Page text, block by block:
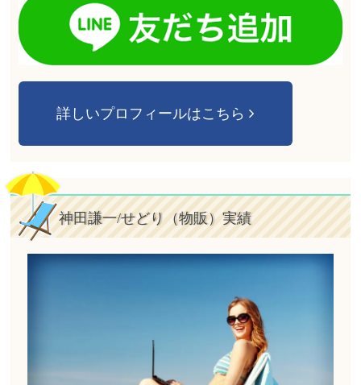
詳しいプロフィールはこちら
神田謙一/せどり（物販）実績